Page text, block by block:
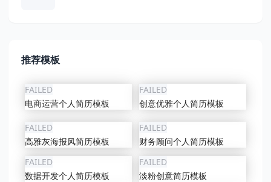
推荐模板
FAILED
电商运营个人简历模板
FAILED
创意优雅个人简历模板
FAILED
高雅灰海报风简历模板
FAILED
财务顾问个人简历模板
FAILED
数据开发个人简历模板
FAILED
淡粉创意简历模板